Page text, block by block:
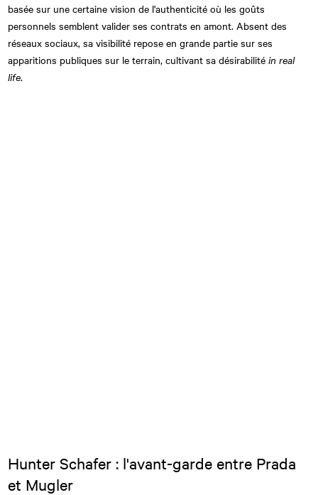
basée sur une certaine vision de l'authenticité où les goûts
personnels semblent valider ses contrats en amont. Absent des
réseaux sociaux, sa visibilité repose en grande partie sur ses
apparitions publiques sur le terrain, cultivant sa désirabilité in real
life.
Hunter Schafer : l'avant-garde entre Prada
et Mugler